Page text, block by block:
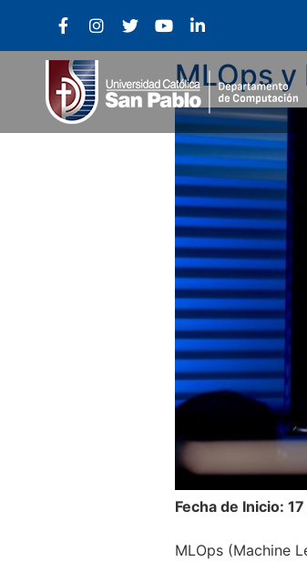
MLOps y
Fecha de Inicio:
MLOps (Machine